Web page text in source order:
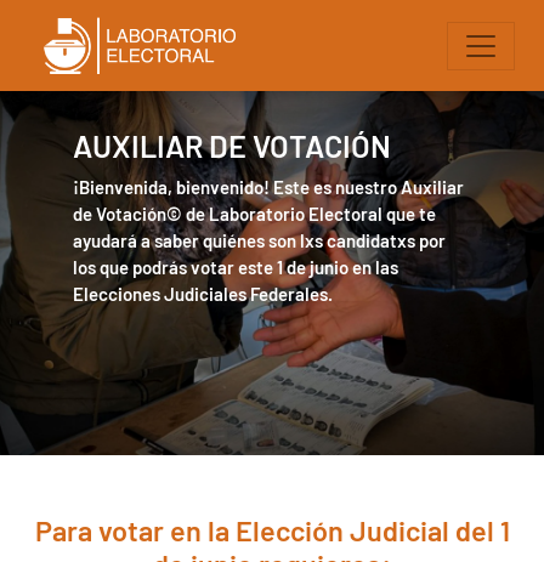
AUXILIAR DE VOTACIÓN
¡Bienvenida, bienvenido! Este es nuestro Auxiliar
de Votación© de Laboratorio Electoral que te
ayudará a saber quiénes son lxs candidatxs por
los que podrás votar este 1 de junio en las
Elecciones Judiciales Federales.
Para votar en la Elección Judicial del 1